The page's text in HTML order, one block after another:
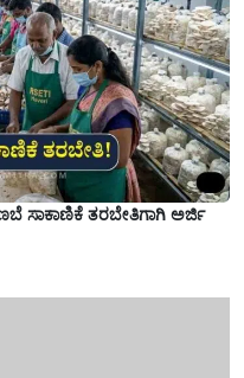
ಸಾಕಾಣಿಕೆ ತರಬೇತಿಗಾಗಿ ಅರ್ಜಿ